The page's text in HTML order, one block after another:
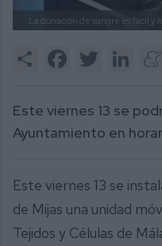
La donación de sangre es fácil y
Share FacebookTwitter
Este viernes 13 se
Ayuntamiento en
Este viernes 13 se
de Mijas una unidad
Tejidos y Células de